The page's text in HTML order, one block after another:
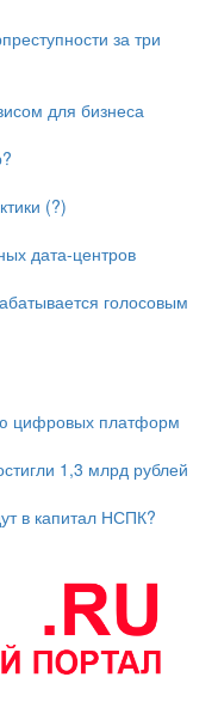
за три
для бизнеса
(?)
дата-центров
голосовым
цифровых платформ
1,3 млрд рублей
в капитал НСПК?